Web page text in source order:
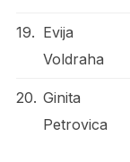
19. Evija
Voldraha
20. Ginita
Petrovica